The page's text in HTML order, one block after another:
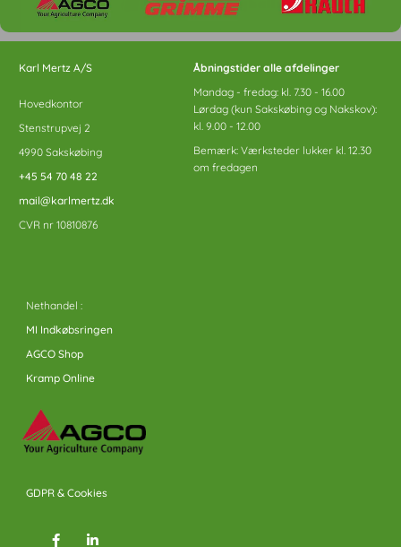
Karl Mertz A/S
Hovedkontor
Stenstrupvej 2
4990 Sakskøbing
+45 54 70 48 22
mail@karlmertz.dk
CVR nr 10810876
Åbningstider alle afdelinger
Mandag - fredag: kl. 7.30 - 16.00
Lørdag (kun Sakskøbing og Nakskov):
kl. 9.00 - 12.00
Bemærk: Værksteder lukker kl. 12.30
om fredagen
Nethandel :
MI Indkøbsringen
AGCO Shop
Kramp Online
GDPR & Cookies